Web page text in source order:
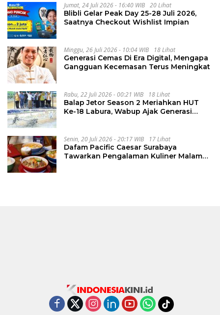
Jumat, 24 Juli 2026 - 16:40 WIB 20 Lihat
Blibli Gelar Peak Day 25-28 Juli 2026,
Saatnya Checkout Wishlist Impian
Minggu, 26 Juli 2026 - 10:04 WIB 18 Lihat
Generasi Cemas Di Era Digital, Mengapa
Gangguan Kecemasan Terus Meningkat
Rabu, 22 Juli 2026 - 00:21 WIB 18 Lihat
Balap Jetor Season 2 Meriahkan HUT
Ke-18 Labura, Wabup Ajak Generasi
Senin, 20 Juli 2026 - 20:17 WIB 17 Lihat
Dafam Pacific Caesar Surabaya
Tawarkan Pengalaman Kuliner Malam